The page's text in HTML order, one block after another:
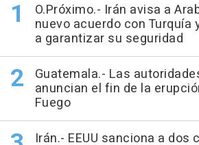
O.Próximo.- Irán avisa a
nuevo acuerdo con Turquía
a garantizar su seguridad
Guatemala.- Las
anuncian el fin de la
Fuego
Irán.- EEUU sanciona a dos